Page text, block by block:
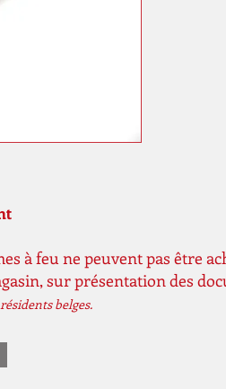
à feu ne peuvent pas être
sur présentation des
belges.